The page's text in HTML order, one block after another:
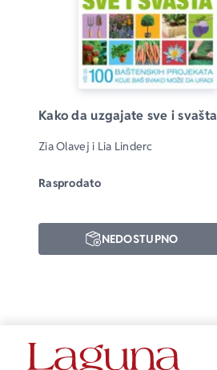
Kako da uzgajate sve i svašta
Zia Olavej i Lia Linderc
Rasprodato
NEDOSTUPNO